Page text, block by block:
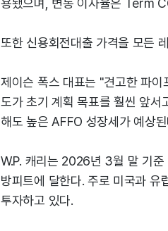
용됐으며, 변동 이자율은 Term
또한 신용회전대출 가격을 모든
제이슨 폭스 대표는 "견고한 파
도가 초기 계획 목표를 훨씬 앞서
해도 높은 AFFO 성장세가 예상
W.P. 캐리는 2026년 3월 말 기
방피트에 달한다. 주로 미국과 유
투자하고 있다.